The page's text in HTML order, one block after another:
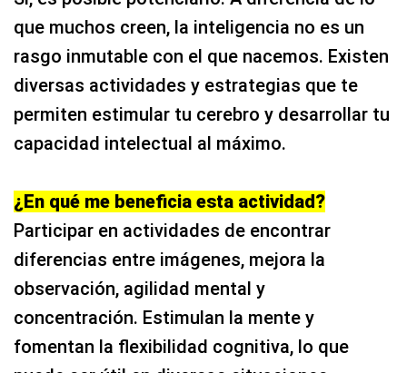
que muchos creen, la inteligencia no es un
rasgo inmutable con el que nacemos. Existen
diversas actividades y estrategias que te
permiten estimular tu cerebro y desarrollar tu
capacidad intelectual al máximo.
¿En qué me beneficia esta actividad?
Participar en actividades de encontrar
diferencias entre imágenes, mejora la
observación, agilidad mental y
concentración. Estimulan la mente y
fomentan la flexibilidad cognitiva, lo que
puede ser útil en diversas situaciones.